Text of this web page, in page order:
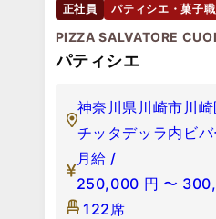
正社員 パティシエ・菓子職
PIZZA SALVATORE
パティシエ
神奈川県川崎市川
チッタデッラ内ビ
月給 /
250,000 円 〜
122席